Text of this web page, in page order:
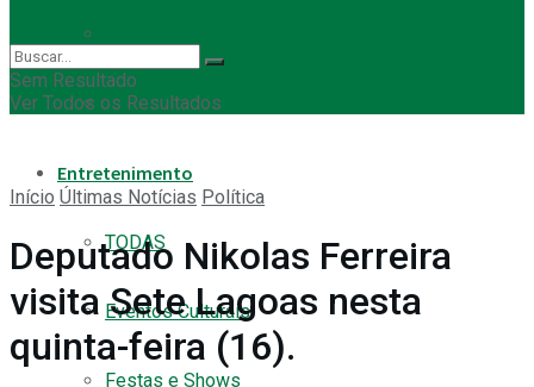
Eleição Municipal
Entretenimento
TODAS
Eventos Culturais
Festas e Shows
Sem Resultado
Ver Todos os Resultados
Início Últimas Notícias Política
Deputado Nikolas Ferreira
visita Sete Lagoas nesta
quinta-feira (16).